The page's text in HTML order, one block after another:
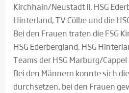
Kirchhain/Neustadt II, HSG
Hinterland, TV Cölbe und die
Bei den Frauen traten die FSG
HSG Ederbergland, HSG
Teams der HSG Marburg/Cappel
Bei den Männern konnte sich
durchsetzen, bei den Frauen